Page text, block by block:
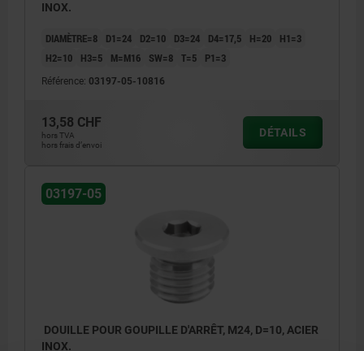
INOX.
DIAMÈTRE=8 D1=24 D2=10 D3=24 D4=17,5 H=20
H1=3
H2=10
H3=5 M=M16 SW=8 T=5 P1=3
Référence: 03197-05-10816
13,58 CHF
hors TVA
hors frais d’envoi
DÉTAILS
03197-05
DOUILLE POUR GOUPILLE D'ARRÊT, M24, D=10, ACIER
INOX.